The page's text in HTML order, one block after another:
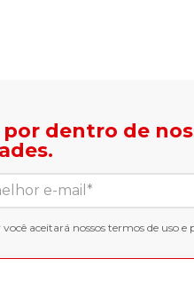
por dentro de
aceitará nossos termos de uso e